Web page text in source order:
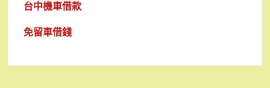
台中機車借款
免留車借錢